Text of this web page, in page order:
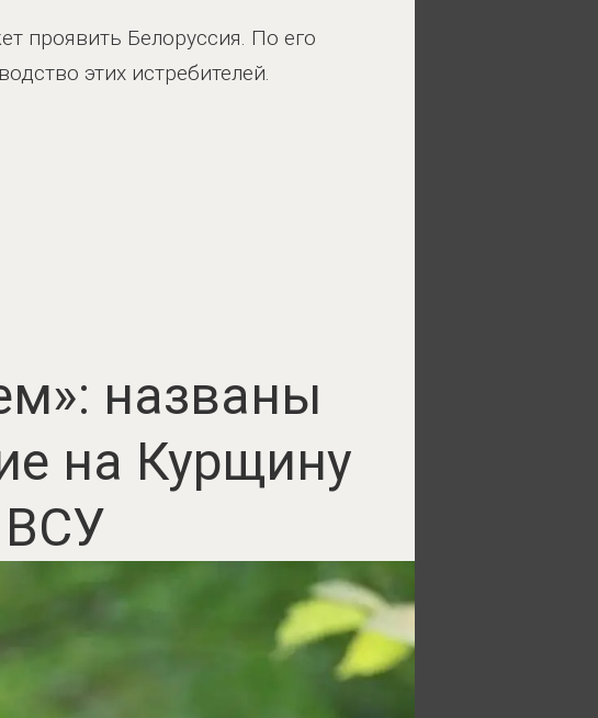
проявить Белоруссия. По его
этих истребителей.
названы
на Курщину